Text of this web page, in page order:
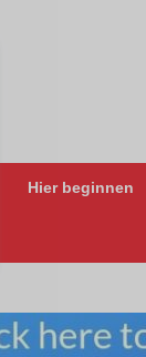
Hier beginnen